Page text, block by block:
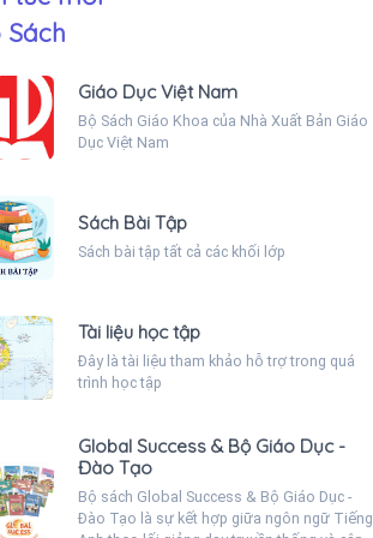
Sách
Giáo Dục Việt Nam
Bộ Sách Giáo Khoa của Nhà Xuất Bản Giáo
Dục Việt Nam
Sách Bài Tập
Sách bài tập tất cả các khối lớp
Tài liệu học tập
Đây là tài liệu tham khảo hỗ trợ trong quá
trình học tập
Global Success & Bộ Giáo Dục -
Đào Tạo
Bộ sách Global Success & Bộ Giáo Dục -
Đào Tạo là sự kết hợp giữa ngôn ngữ Tiếng